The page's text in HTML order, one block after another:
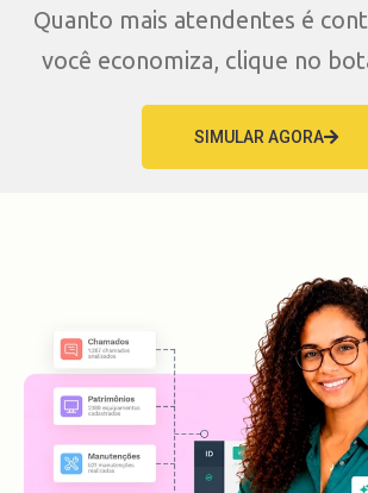
Quanto mais atendentes é
você economiza, clique no
SIMULAR AGORA